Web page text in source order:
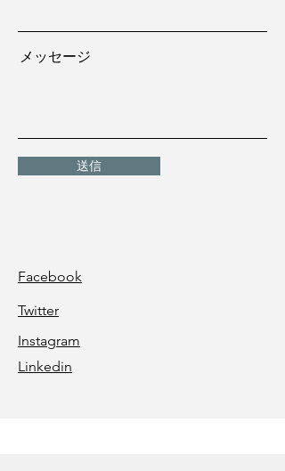
メッセージ
送信
Facebook
Twitter
Instagram
Linkedin